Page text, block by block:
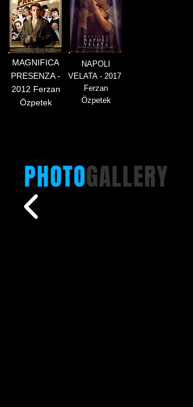
MAGNIFICA
PRESENZA -
2012 Ferzan
Özpetek
NAPOLI
VELATA - 2017
Ferzan
Özpetek
PHOTOGALLERY